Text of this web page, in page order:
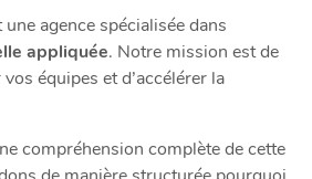
agence spécialisée dans
appliquée. Notre mission est de
équipes et d’accélérer la
compréhension complète de cette